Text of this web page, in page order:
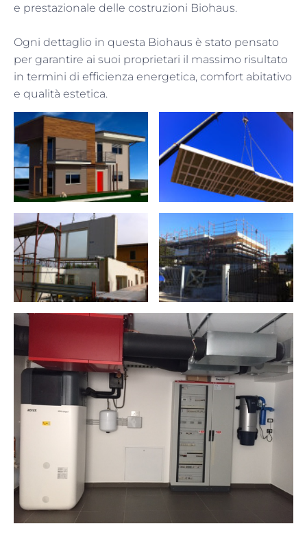
e prestazionale delle costruzioni Biohaus.
Ogni dettaglio in questa Biohaus è stato pensato
per garantire ai suoi proprietari il massimo risultato
in termini di efficienza energetica, comfort abitativo
e qualità estetica.